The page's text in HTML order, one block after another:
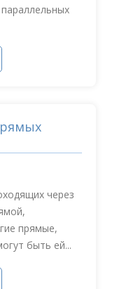
через
прямые,
быть ей...